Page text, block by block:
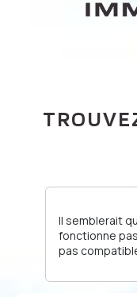
Il semblerait
fonctionne
pas